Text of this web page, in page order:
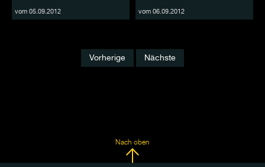
vom 05.09.2012 vom 06.09.2012
Vorherige Nächste
Nach oben